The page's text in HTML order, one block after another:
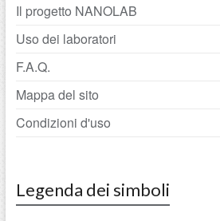
Il progetto NANOLAB
Uso dei laboratori
F.A.Q.
Mappa del sito
Condizioni d'uso
Legenda dei simboli